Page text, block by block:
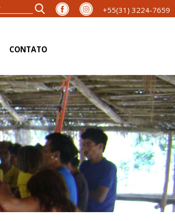
+55(31) 3224-7659
CONTATO